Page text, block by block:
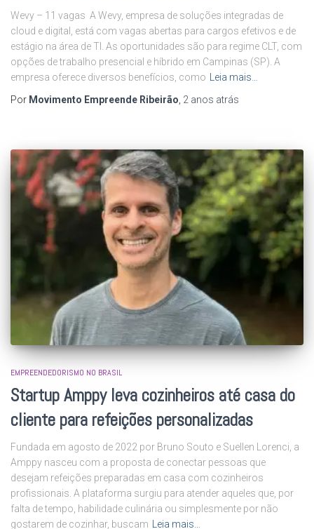
Wevy – 11 vagas A Wevy, empresa de soluções integradas de
cloud e digital, está com vagas abertas para cargos efetivos e de
estágio na área de TI. As oportunidades são para regime CLT, com
opções de trabalho presencial e híbrido em Campinas (SP). A
empresa oferece diversos benefícios, como
Leia mais…
Por Movimento Empreende Ribeirão 2 anos atrás
EMPREENDEDORISMO NO BRASIL
Startup Amppy leva cozinheiros até casa do
cliente para refeições personalizadas
Fundada em agosto de 2022 por Bruno Souto e Suellen Lorenci, a
Amppy nasceu com a proposta de conectar pessoas que
desejam refeições preparadas em casa com cozinheiros
profissionais. A plataforma surgiu para atender aqueles que, por
falta de tempo, habilidade culinária ou simplesmente por não
gostarem de cozinhar, buscam Leia mais…